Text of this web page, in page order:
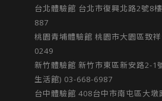
台北體驗館 台北市復興北路2號8
887
桃園青埔體驗館 桃園市大園區致
0249
新竹體驗館 新竹市東區新安路2-1
生活館) 03-668-6987
台中體驗館​ 408台中市南屯區大